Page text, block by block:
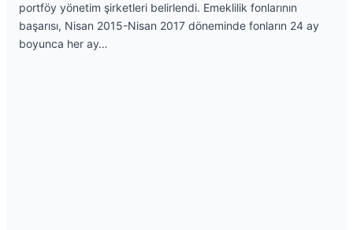
portföy yönetim şirketleri belirlendi. Emeklilik fonlarının
başarısı, Nisan 2015-Nisan 2017 döneminde fonların 24 ay
boyunca her ay…